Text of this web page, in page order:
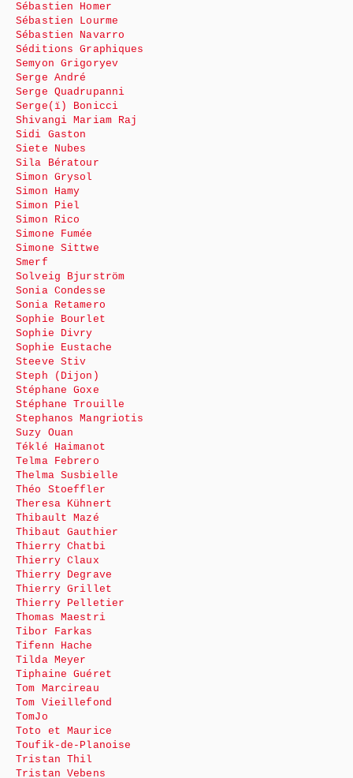
Sébastien Homer
Sébastien Lourme
Sébastien Navarro
Séditions Graphiques
Semyon Grigoryev
Serge André
Serge Quadrupanni
Serge(ï) Bonicci
Shivangi Mariam Raj
Sidi Gaston
Siete Nubes
Sila Bératour
Simon Grysol
Simon Hamy
Simon Piel
Simon Rico
Simone Fumée
Simone Sittwe
Smerf
Solveig Bjurström
Sonia Condesse
Sonia Retamero
Sophie Bourlet
Sophie Divry
Sophie Eustache
Steeve Stiv
Steph (Dijon)
Stéphane Goxe
Stéphane Trouille
Stephanos Mangriotis
Suzy Ouan
Téklé Haimanot
Telma Febrero
Thelma Susbielle
Théo Stoeffler
Theresa Kühnert
Thibault Mazé
Thibaut Gauthier
Thierry Chatbi
Thierry Claux
Thierry Degrave
Thierry Grillet
Thierry Pelletier
Thomas Maestri
Tibor Farkas
Tifenn Hache
Tilda Meyer
Tiphaine Guéret
Tom Marcireau
Tom Vieillefond
TomJo
Toto et Maurice
Toufik-de-Planoise
Tristan Thil
Tristan Vebens